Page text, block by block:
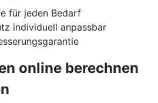
für jeden Bedarf
individuell anpassbar
online berechnen